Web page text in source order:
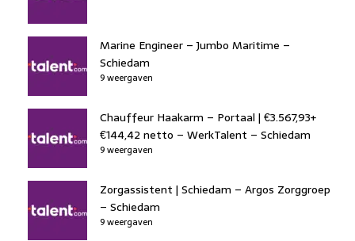
Marine Engineer – Jumbo Maritime –
Schiedam
9 weergaven
Chauffeur Haakarm – Portaal | €3.567,93+
€144,42 netto – WerkTalent – Schiedam
9 weergaven
Zorgassistent | Schiedam – Argos Zorggroep
– Schiedam
9 weergaven